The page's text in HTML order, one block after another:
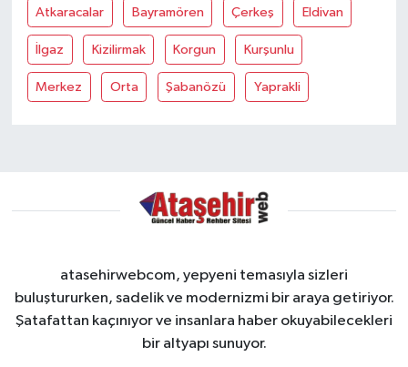
Atkaracalar Bayramören Çerkeş Eldivan
İlgaz Kizilirmak Korgun Kurşunlu
Merkez Orta Şabanözü Yaprakli
atasehirwebcom, yepyeni temasıyla sizleri
buluştururken, sadelik ve modernizmi bir araya getiriyor.
Şatafattan kaçınıyor ve insanlara haber okuyabilecekleri
bir altyapı sunuyor.